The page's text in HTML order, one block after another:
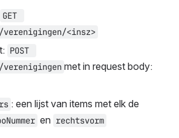
GET
verenigingen/<insz>
POST
verenigingen met in request body:
: een lijst van items met elk de
en rechtsvorm